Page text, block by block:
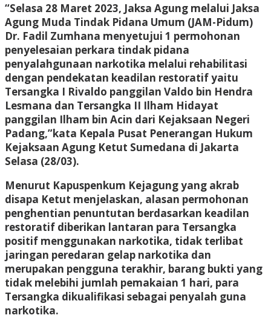
“Selasa 28 Maret 2023, Jaksa Agung melalui Jaksa
Agung Muda Tindak Pidana Umum (JAM-Pidum)
Dr. Fadil Zumhana menyetujui 1 permohonan
penyelesaian perkara tindak pidana
penyalahgunaan narkotika melalui rehabilitasi
dengan pendekatan keadilan restoratif yaitu
Tersangka I Rivaldo panggilan Valdo bin Hendra
Lesmana dan Tersangka II Ilham Hidayat
panggilan Ilham bin Acin dari Kejaksaan Negeri
Padang,”kata Kepala Pusat Penerangan Hukum
Kejaksaan Agung Ketut Sumedana di Jakarta
Selasa (28/03).
Menurut Kapuspenkum Kejagung yang akrab
disapa Ketut menjelaskan, alasan permohonan
penghentian penuntutan berdasarkan keadilan
restoratif diberikan lantaran para Tersangka
positif menggunakan narkotika, tidak terlibat
jaringan peredaran gelap narkotika dan
merupakan pengguna terakhir, barang bukti yang
tidak melebihi jumlah pemakaian 1 hari, para
Tersangka dikualifikasi sebagai penyalah guna
narkotika.